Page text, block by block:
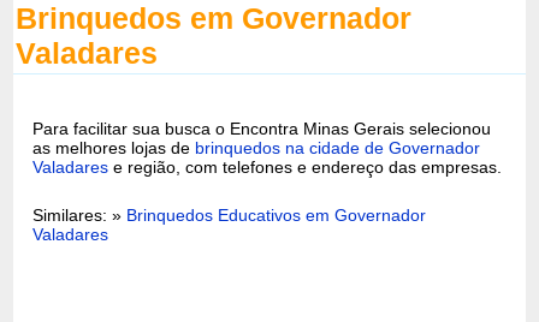
Brinquedos em Governador
Valadares
Para facilitar sua busca o Encontra Minas Gerais selecionou
as melhores lojas de brinquedos na cidade de Governador
Valadares e região, com telefones e endereço das empresas.
Similares: » Brinquedos Educativos em Governador
Valadares